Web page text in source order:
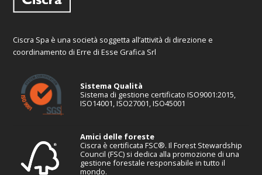
Ciscra Spa è una società soggetta all’attività di direzione e
coordinamento di Erre di Esse Grafica Srl
Sistema Qualità
Sistema di gestione certificato ISO9001:2015,
ISO14001, ISO27001, ISO45001
Amici delle foreste
Ciscra è certificata FSC®. Il Forest Stewardship
Council (FSC) si dedica alla promozione di una
gestione forestale responsabile in tutto il
mondo.